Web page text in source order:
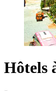
Hôtels